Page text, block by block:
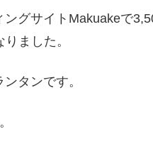
グサイトMakuakeで
ました。
タンです。